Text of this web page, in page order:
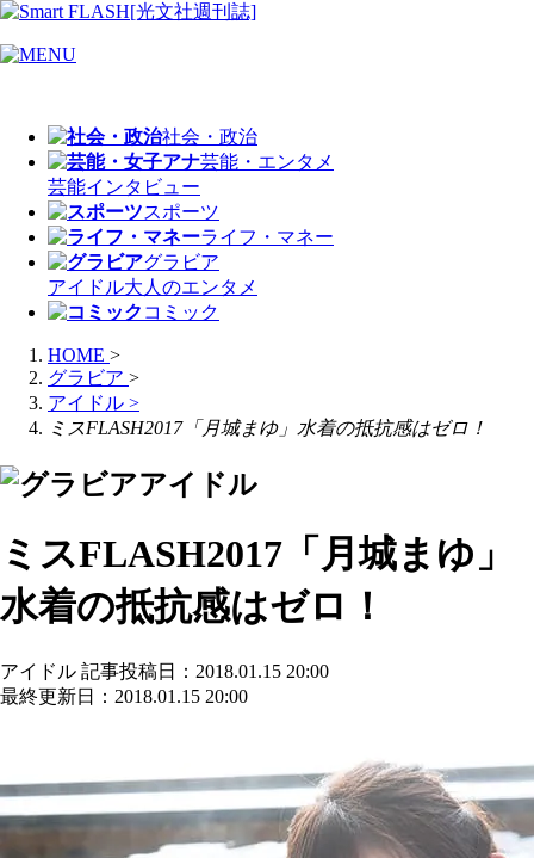
社会・政治
芸能・エンタメ
芸能インタビュー
スポーツ
ライフ・マネー
グラビア
アイドル大人のエンタメ
コミック
HOME >
グラビア >
アイドル >
ミスFLASH2017「月城まゆ」水着の抵抗感はゼロ！
アイドル
ミスFLASH2017「月城まゆ」
水着の抵抗感はゼロ！
アイドル 記事投稿日：2018.01.15 20:00
最終更新日：2018.01.15 20:00